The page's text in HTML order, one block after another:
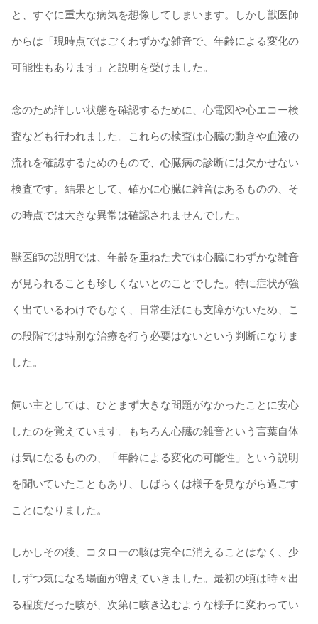
と、すぐに重大な病気を想像してしまいます。しかし獣医師
からは「現時点ではごくわずかな雑音で、年齢による変化の
可能性もあります」と説明を受けました。
念のため詳しい状態を確認するために、心電図や心エコー検
査なども行われました。これらの検査は心臓の動きや血液の
流れを確認するためのもので、心臓病の診断には欠かせない
検査です。結果として、確かに心臓に雑音はあるものの、そ
の時点では大きな異常は確認されませんでした。
獣医師の説明では、年齢を重ねた犬では心臓にわずかな雑音
が見られることも珍しくないとのことでした。特に症状が強
く出ているわけでもなく、日常生活にも支障がないため、こ
の段階では特別な治療を行う必要はないという判断になりま
した。
飼い主としては、ひとまず大きな問題がなかったことに安心
したのを覚えています。もちろん心臓の雑音という言葉自体
は気になるものの、「年齢による変化の可能性」という説明
を聞いていたこともあり、しばらくは様子を見ながら過ごす
ことになりました。
しかしその後、コタローの咳は完全に消えることはなく、少
しずつ気になる場面が増えていきました。最初の頃は時々出
る程度だった咳が、次第に咳き込むような様子に変わってい